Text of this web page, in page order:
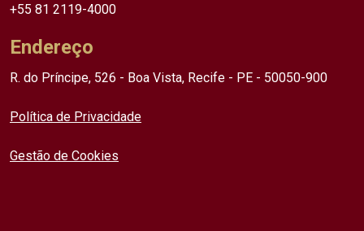
+55 81 2119-4000
Endereço
R. do Príncipe, 526 - Boa Vista, Recife - PE - 50050-900
Política de Privacidade
Gestão de Cookies